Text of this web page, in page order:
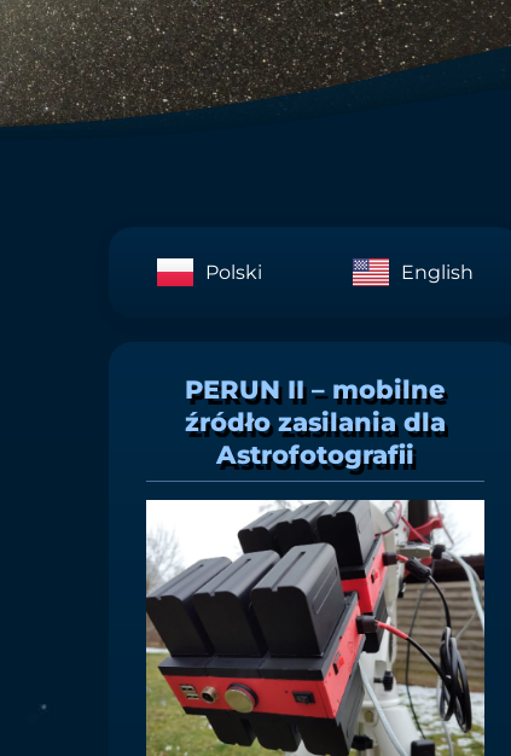
Polski
English
PERUN II – mobilne
źródło zasilania dla
Astrofotografii